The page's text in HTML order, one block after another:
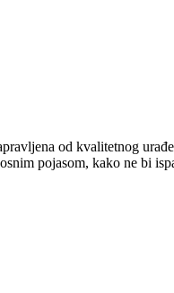
od kvalitetnog
pojasom, kako ne bi